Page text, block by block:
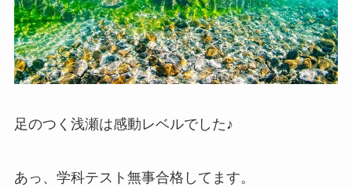
足のつく浅瀬は感動レベルでした♪
あっ、学科テスト無事合格してます。